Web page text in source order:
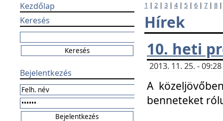
Kezdőlap
Keresés
Bejelentkezés
1 | 2 | 3 | 4| 5 | 6 | 7 | 8
Hírek
10. heti
2013. 11. 25. -
A
benneteket